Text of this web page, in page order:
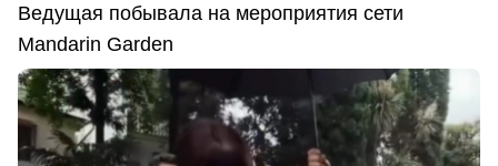
Ведущая побывала на мероприятия сети
Mandarin Garden